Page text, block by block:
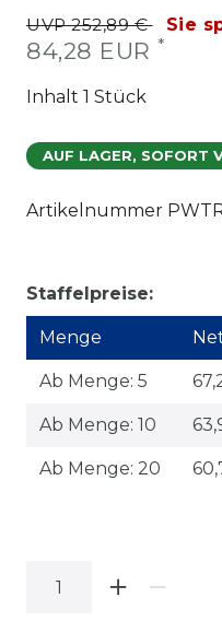
UVP 252,89 € Sie
84,28 EUR *
Inhalt 1 Stück
AUF LAGER, SOFORT
Artikelnummer
Staffelpreise:
Menge
Ab Menge: 5
Ab Menge: 10
Ab Menge: 20